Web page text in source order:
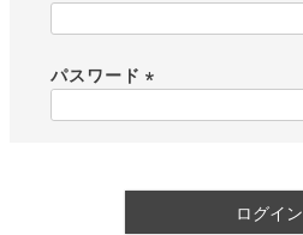
)
パスワード
ログイン